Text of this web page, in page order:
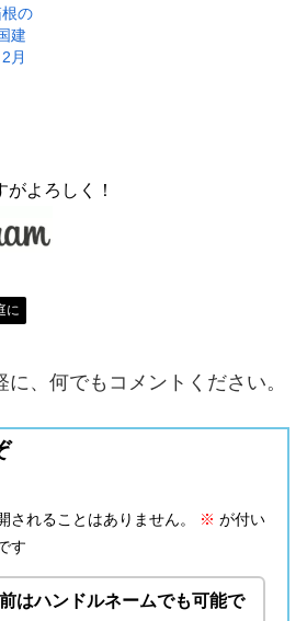
の
建
月
よろしく！
に
に、何でもコメントください。
されることはありません。 ※ が付い
す
はハンドルネームでも可能で